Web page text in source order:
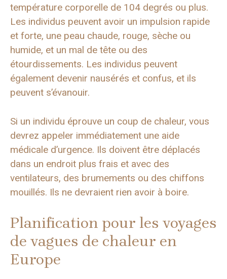
température corporelle de 104 degrés ou plus.
Les individus peuvent avoir un impulsion rapide
et forte, une peau chaude, rouge, sèche ou
humide, et un mal de tête ou des
étourdissements. Les individus peuvent
également devenir nausérés et confus, et ils
peuvent s’évanouir.
Si un individu éprouve un coup de chaleur, vous
devrez appeler immédiatement une aide
médicale d’urgence. Ils doivent être déplacés
dans un endroit plus frais et avec des
ventilateurs, des brumements ou des chiffons
mouillés. Ils ne devraient rien avoir à boire.
Planification pour les voyages
de vagues de chaleur en
Europe